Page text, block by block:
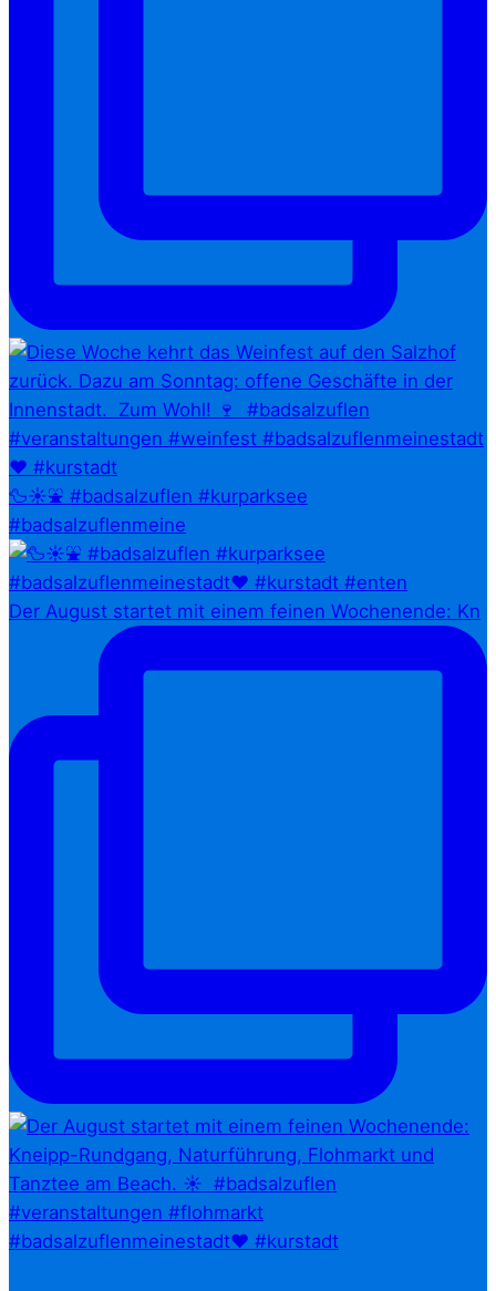
🦆☀️⛲ #badsalzuflen #kurparksee
#badsalzuflenmeine
Der August startet mit einem feinen Wochenende: Kn